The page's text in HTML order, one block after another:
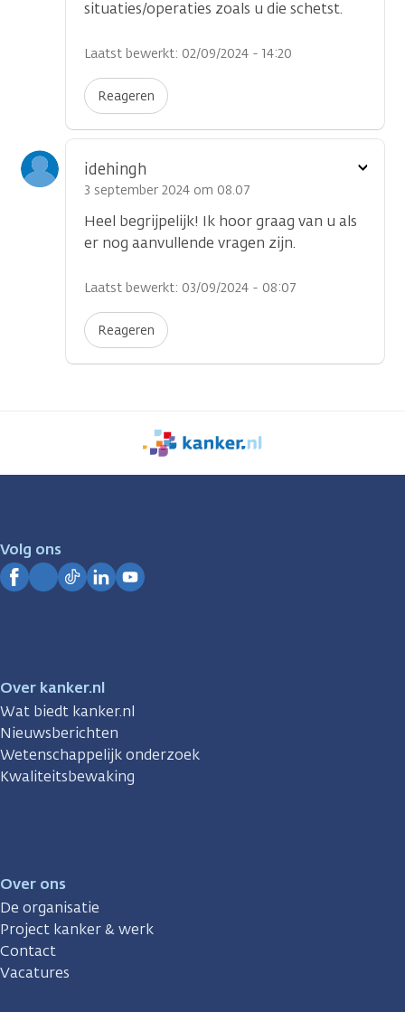
situaties/operaties zoals u die schetst.
Laatst bewerkt: 02/09/2024 - 14:20
Reageren
idehingh
3 september 2024 om 08.07
Heel begrijpelijk! Ik hoor graag van u als
er nog aanvullende vragen zijn.
Laatst bewerkt: 03/09/2024 - 08:07
Reageren
Toon
We
zijn
Volg ons
Over kanker.nl
Wat biedt kanker.nl
Nieuwsberichten
Wetenschappelijk onderzoek
Kwaliteitsbewaking
Over ons
De organisatie
Project kanker & werk
Contact
Vacatures